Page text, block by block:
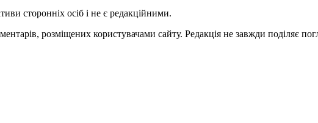
сторонніх осіб і не є редакційними.
розміщених користувачами сайту. Редакція не завжди поділяє